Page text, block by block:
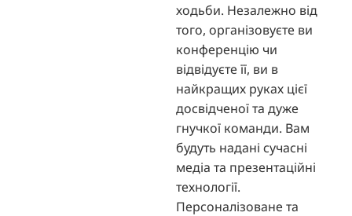
ходьби. Незалежно від
того, організовуєте ви
конференцію чи
відвідуєте її, ви в
найкращих руках цієї
досвідченої та дуже
гнучкої команди. Вам
будуть надані сучасні
медіа та презентаційні
технології.
Персоналізоване та